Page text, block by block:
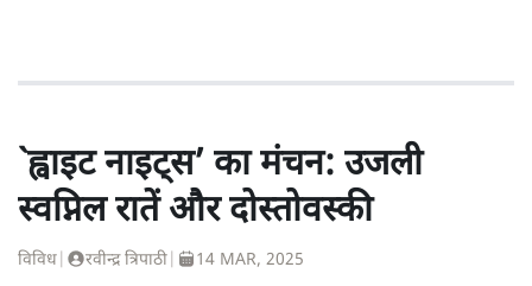
`ह्वाइट नाइट्स’ का मंचन: उजली
स्वप्निल रातें और दोस्तोवस्की
विविध रवीन्द्र त्रिपाठी 14 MAR, 2025